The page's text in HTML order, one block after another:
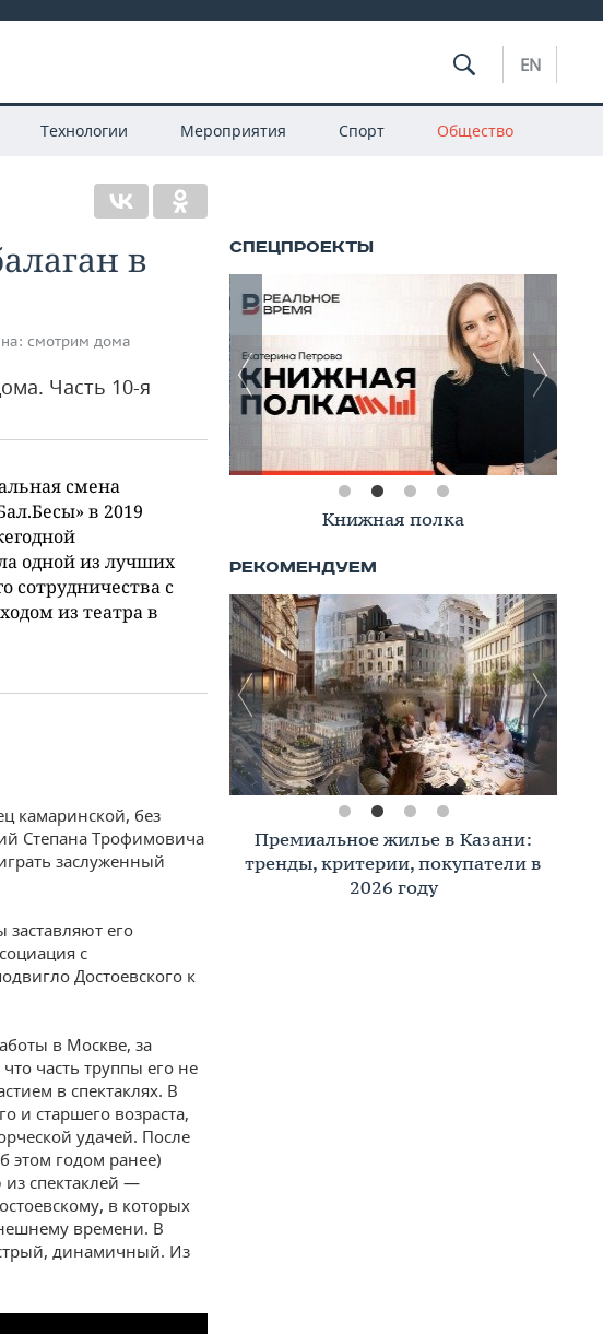
EN
Технологии Мероприятия Спорт Общество
в
смотрим дома
Часть 10-я
смена
в 2019
одной из лучших
сотрудничества с
из театра в
камаринской, без
Степана Трофимовича
заслуженный
заставляют его
с
Достоевского к
в Москве, за
часть труппы его не
в спектаклях. В
и старшего возраста,
удачей. После
этом годом ранее)
спектаклей —
в которых
времени. В
динамичный. Из
Книжная полка
Премиальное жилье в Казани:
тренды, критерии, покупатели в
2026 году